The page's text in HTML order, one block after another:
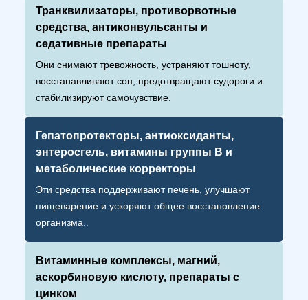
Транквилизаторы, противорвотные
средства, антиконвульсанты и
седативные препараты
Они снимают тревожность, устраняют тошноту,
восстанавливают сон, предотвращают судороги и
стабилизируют самочувствие.
Гепатопротекторы, антиоксиданты,
энтеросгель, витамины группы B и
метаболические корректоры
Эти средства поддерживают печень, улучшают
пищеварение и ускоряют общее восстановление
организма..
Витаминные комплексы, магний,
аскорбиновую кислоту, препараты с
цинком